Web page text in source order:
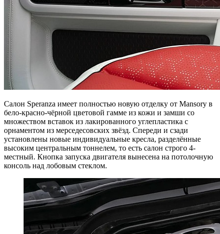
Салон Speranza имеет полностью новую отделку от Mansory в
бело-красно-чёрной цветовой гамме из кожи и замши со
множеством вставок из лакированного углепластика с
орнаментом из мерседесовских звёзд. Спереди и сзади
установлены новые индивидуальные кресла, разделённые
высоким центральным тоннелем, то есть салон строго 4-
местный. Кнопка запуска двигателя вынесена на потолочную
консоль над лобовым стеклом.